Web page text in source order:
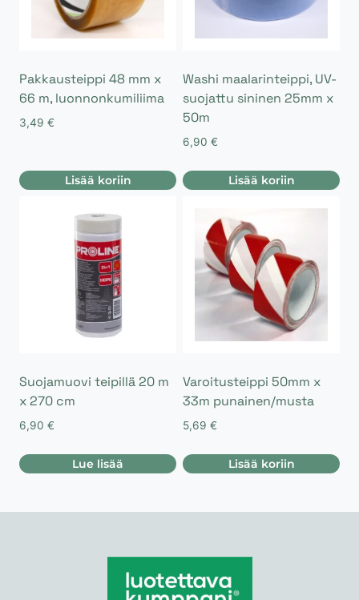
Pakkausteippi 48 mm x
66 m, luonnonkumiliima
3,49 €
Lisää koriin
Washi maalarinteippi, UV-
suojattu sininen 25mm x
50m
6,90 €
Lisää koriin
Suojamuovi teipillä 20 m
x 270 cm
6,90 €
Lue lisää
Varoitusteippi 50mm x
33m punainen/musta
5,69 €
Lisää koriin